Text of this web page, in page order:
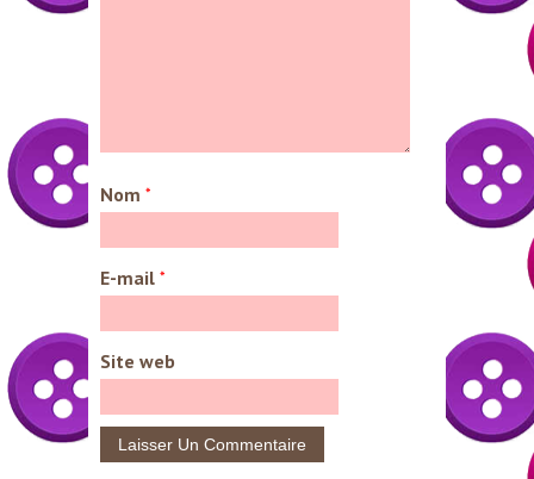
Nom *
E-mail *
Site web